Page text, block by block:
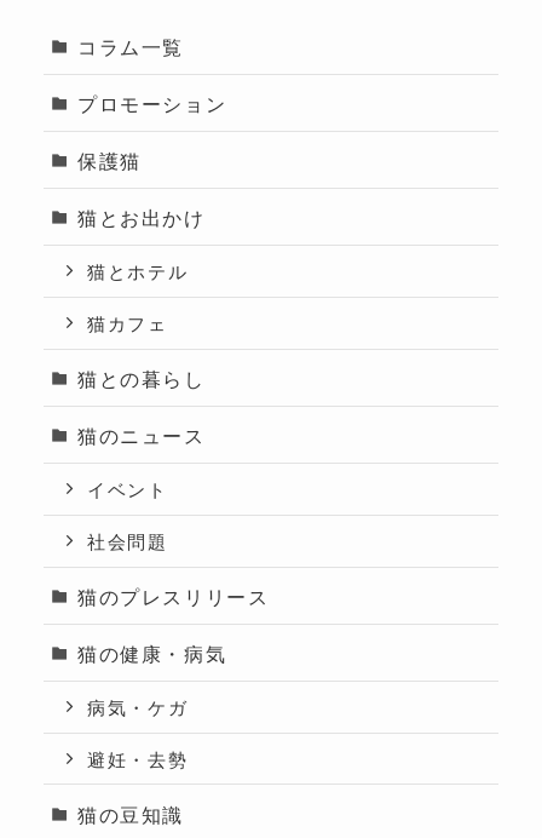
コラム一覧
プロモーション
保護猫
猫とお出かけ
猫とホテル
猫カフェ
猫との暮らし
猫のニュース
イベント
社会問題
猫のプレスリリース
猫の健康・病気
病気・ケガ
避妊・去勢
猫の豆知識